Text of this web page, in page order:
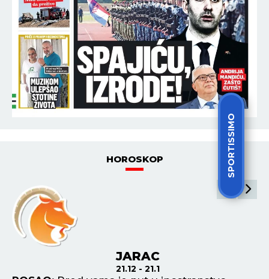
SPORTISSIMO
HOROSKOP
JARAC
21.12 - 21.1